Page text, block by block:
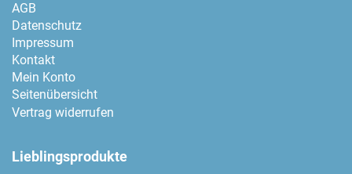
AGB
Datenschutz
Impressum
Kontakt
Mein Konto
Seitenübersicht
Vertrag widerrufen
Lieblingsprodukte